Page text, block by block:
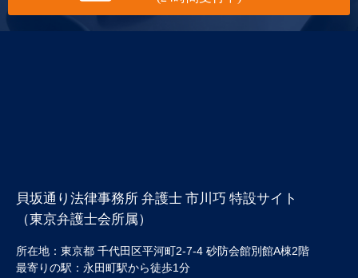
貝坂通り法律事務所 弁護士 市川巧 特設サイト
（東京弁護士会所属）
所在地：東京都 千代田区平河町2-7-4 砂防会館別館A棟2階
最寄りの駅：永田町駅から徒歩1分